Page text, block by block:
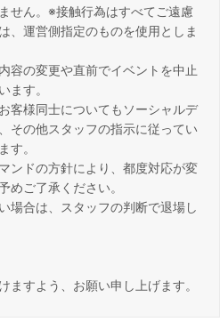
せん。※接触行為はすべてご遠慮
、運営側指定のものを使用としま
容の変更や直前でイベントを中止
ます。
客様同士についてもソーシャルデ
その他スタッフの指示に従ってい
す。
ンドの方針により、都度対応が変
めご了承ください。
場合は、スタッフの判断で退場し
ますよう、お願い申し上げます。